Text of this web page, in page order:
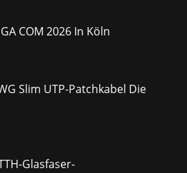
COM 2026 In Köln
Slim UTP-Patchkabel Die
Glasfaser-